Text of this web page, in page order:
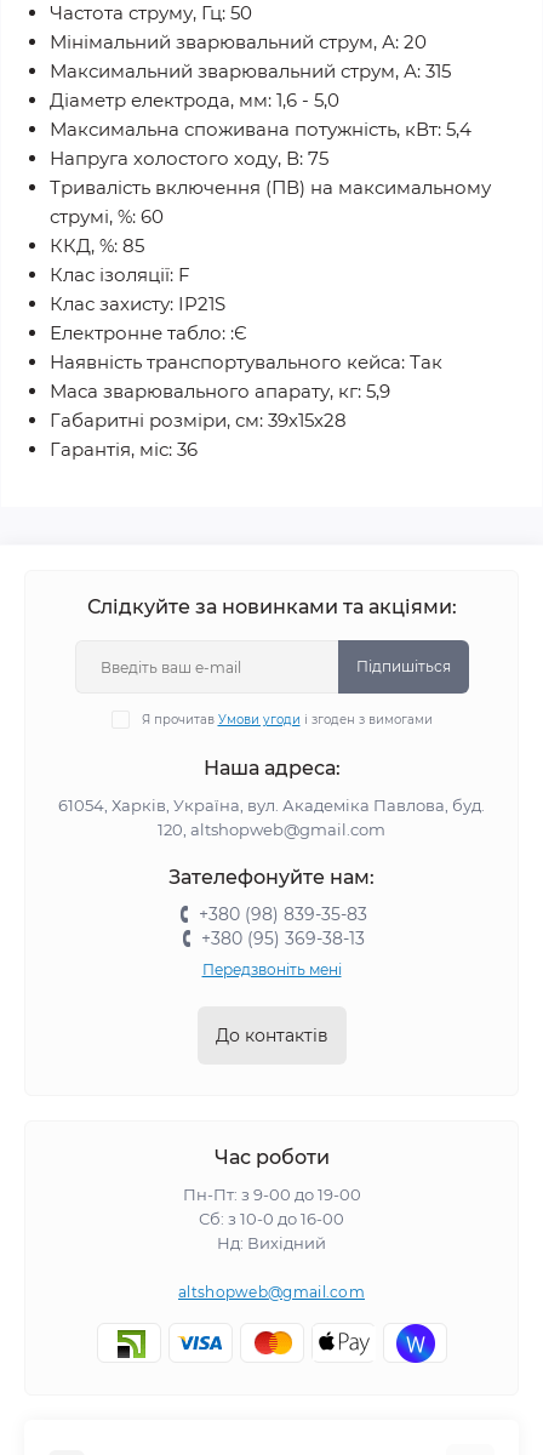
Частота струму, Гц: 50
Мінімальний зварювальний струм, А: 20
Максимальний зварювальний струм, А: 315
Діаметр електрода, мм: 1,6 - 5,0
Максимальна споживана потужність, кВт: 5,4
Напруга холостого ходу, В: 75
Тривалість включення (ПВ) на максимальному
струмі, %: 60
ККД, %: 85
Клас ізоляції: F
Клас захисту: IP21S
Електронне табло: :Є
Наявність транспортувального кейса: Так
Маса зварювального апарату, кг: 5,9
Габаритні розміри, см: 39х15х28
Гарантія, міс: 36
Слідкуйте за новинками та акціями:
Підпишіться
Я прочитав Умови угоди і згоден з вимогами
Наша адреса:
61054, Харків, Україна, вул. Академіка Павлова, буд.
120, altshopweb@gmail.com
Зателефонуйте нам:
+380 (98) 839-35-83
+380 (95) 369-38-13
Передзвоніть мені
До контактів
Час роботи
Пн-Пт: з 9-00 до 19-00
Сб: з 10-0 до 16-00
Нд: Вихідний
altshopweb@gmail.com